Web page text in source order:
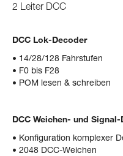
2 Leiter DCC
DCC Lok-Decoder
• 14/28/128 Fahrstufen
• F0 bis F28
• POM lesen & schreiben
DCC Weichen- und
• Konfiguration komplexer
• 2048 DCC-Weichen